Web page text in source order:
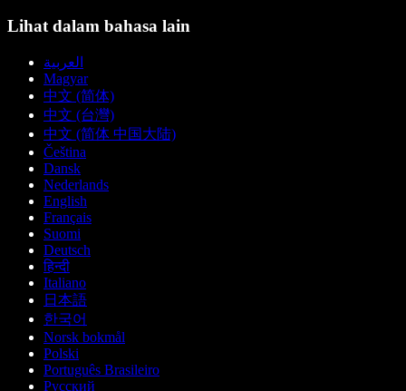
Lihat dalam bahasa lain
العربية
Magyar
中文 (简体)
中文 (台灣)
中文 (简体 中国大陆)
Čeština
Dansk
Nederlands
English
Français
Suomi
Deutsch
हिन्दी
Italiano
日本語
한국어
Norsk bokmål
Polski
Português Brasileiro
Русский